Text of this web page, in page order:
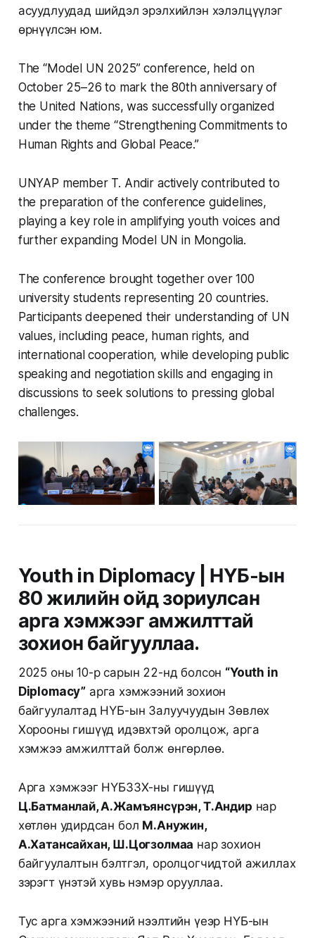
асуудлуудад шийдэл эрэлхийлэн хэлэлцүүлэг
өрнүүлсэн юм.
The “Model UN 2025” conference, held on
October 25–26 to mark the 80th anniversary of
the United Nations, was successfully organized
under the theme “Strengthening Commitments to
Human Rights and Global Peace.”
UNYAP member T. Andir actively contributed to
the preparation of the conference guidelines,
playing a key role in amplifying youth voices and
further expanding Model UN in Mongolia.
The conference brought together over 100
university students representing 20 countries.
Participants deepened their understanding of UN
values, including peace, human rights, and
international cooperation, while developing public
speaking and negotiation skills and engaging in
discussions to seek solutions to pressing global
challenges.
Youth in Diplomacy | НҮБ-ын
80 жилийн ойд зориулсан
арга хэмжээг амжилттай
зохион байгууллаа.
2025 оны 10-р сарын 22-нд болсон “Youth in
Diplomacy” арга хэмжээний зохион
байгуулалтад НҮБ-ын Залуучуудын Зөвлөх
Хорооны гишүүд идэвхтэй оролцож, арга
хэмжээ амжилттай болж өнгөрлөө.
Арга хэмжээг НҮБЗЗХ-ны гишүүд
Ц.Батманлай, А.Жамъянсүрэн, Т.Андир нар
хөтлөн удирдсан бол М.Анужин,
А.Хатансайхан, Ш.Цогзолмаа нар зохион
байгуулалтын бэлтгэл, оролцогчидтой ажиллах
зэрэгт үнэтэй хувь нэмэр орууллаа.
Тус арга хэмжээний нээлтийн үеэр НҮБ-ын